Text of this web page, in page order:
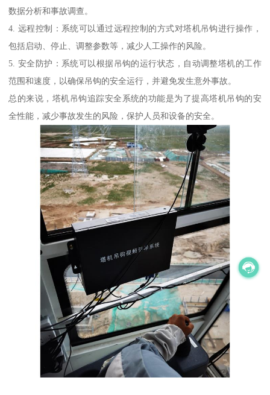
数据分析和事故调查。
4. 远程控制：系统可以通过远程控制的方式对塔机吊钩进行操作，
包括启动、停止、调整参数等，减少人工操作的风险。
5. 安全防护：系统可以根据吊钩的运行状态，自动调整塔机的工作
范围和速度，以确保吊钩的安全运行，并避免发生意外事故。
总的来说，塔机吊钩追踪安全系统的功能是为了提高塔机吊钩的安
全性能，减少事故发生的风险，保护人员和设备的安全。